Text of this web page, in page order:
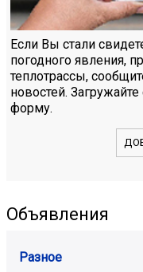
Если Вы стали
погодного явления,
теплотрассы,
новостей.
форму.
Объявления
Разное